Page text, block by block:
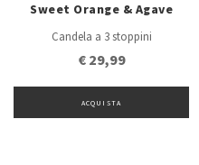
Sweet Orange & Agave
Candela a 3 stoppini
€ 29,99
ACQUISTA